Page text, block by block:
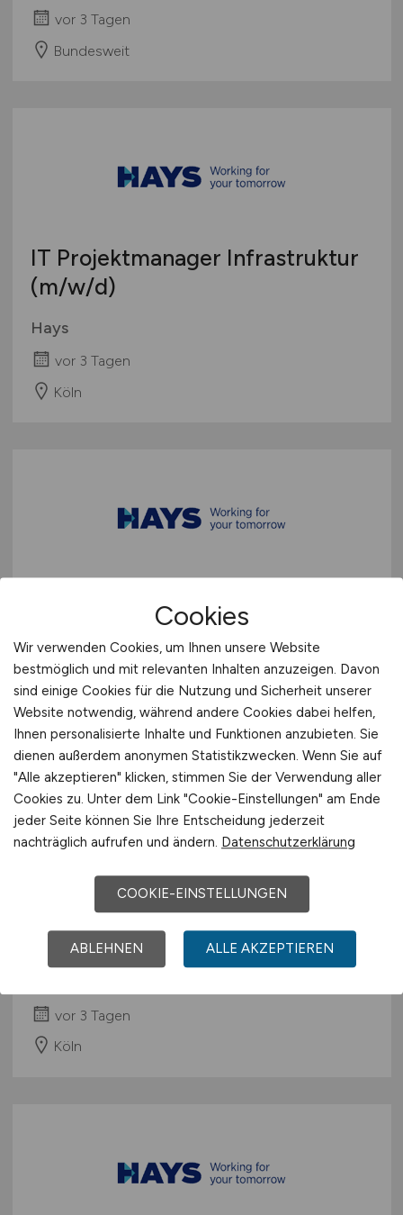
vor 3 Tagen
Bundesweit
IT Projektmanager Infrastruktur
(m/w/d)
Hays
vor 3 Tagen
Köln
IT Service Mitarbeiter/in
Hays
vor 3 Tagen
Köln
IT Support Engineer(m/w/d)
vor 3 Tagen
Köln
Cookies
Wir verwenden Cookies, um Ihnen unsere Website
bestmöglich und mit relevanten Inhalten anzuzeigen. Davon
sind einige Cookies für die Nutzung und Sicherheit unserer
Website notwendig, während andere Cookies dabei helfen,
Ihnen personalisierte Inhalte und Funktionen anzubieten. Sie
dienen außerdem anonymen Statistikzwecken. Wenn Sie auf
"Alle akzeptieren" klicken, stimmen Sie der Verwendung aller
Cookies zu. Unter dem Link "Cookie-Einstellungen" am Ende
jeder Seite können Sie Ihre Entscheidung jederzeit
nachträglich aufrufen und ändern. Datenschutzerklärung
COOKIE-EINSTELLUNGEN
ABLEHNEN ALLE AKZEPTIEREN